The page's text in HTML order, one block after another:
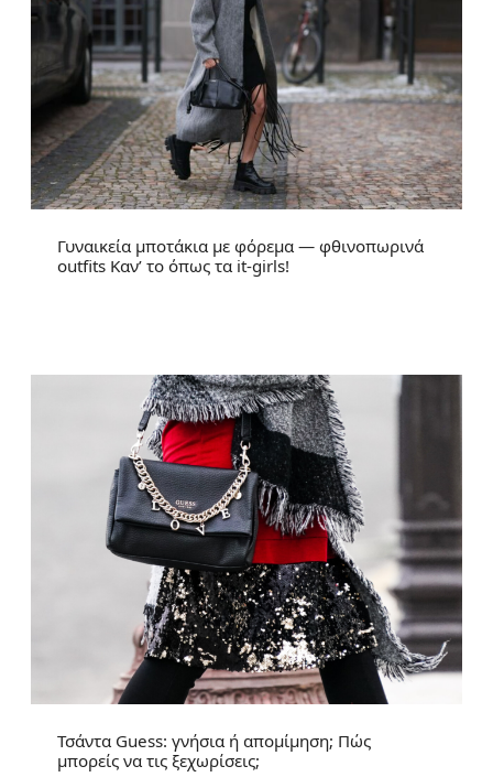
Γυναικεία μποτάκια με φόρεμα — φθινοπωρινά
outfits Καν’ το όπως τα it-girls!
Τσάντα Guess: γνήσια ή απομίμηση; Πώς
μπορείς να τις ξεχωρίσεις;